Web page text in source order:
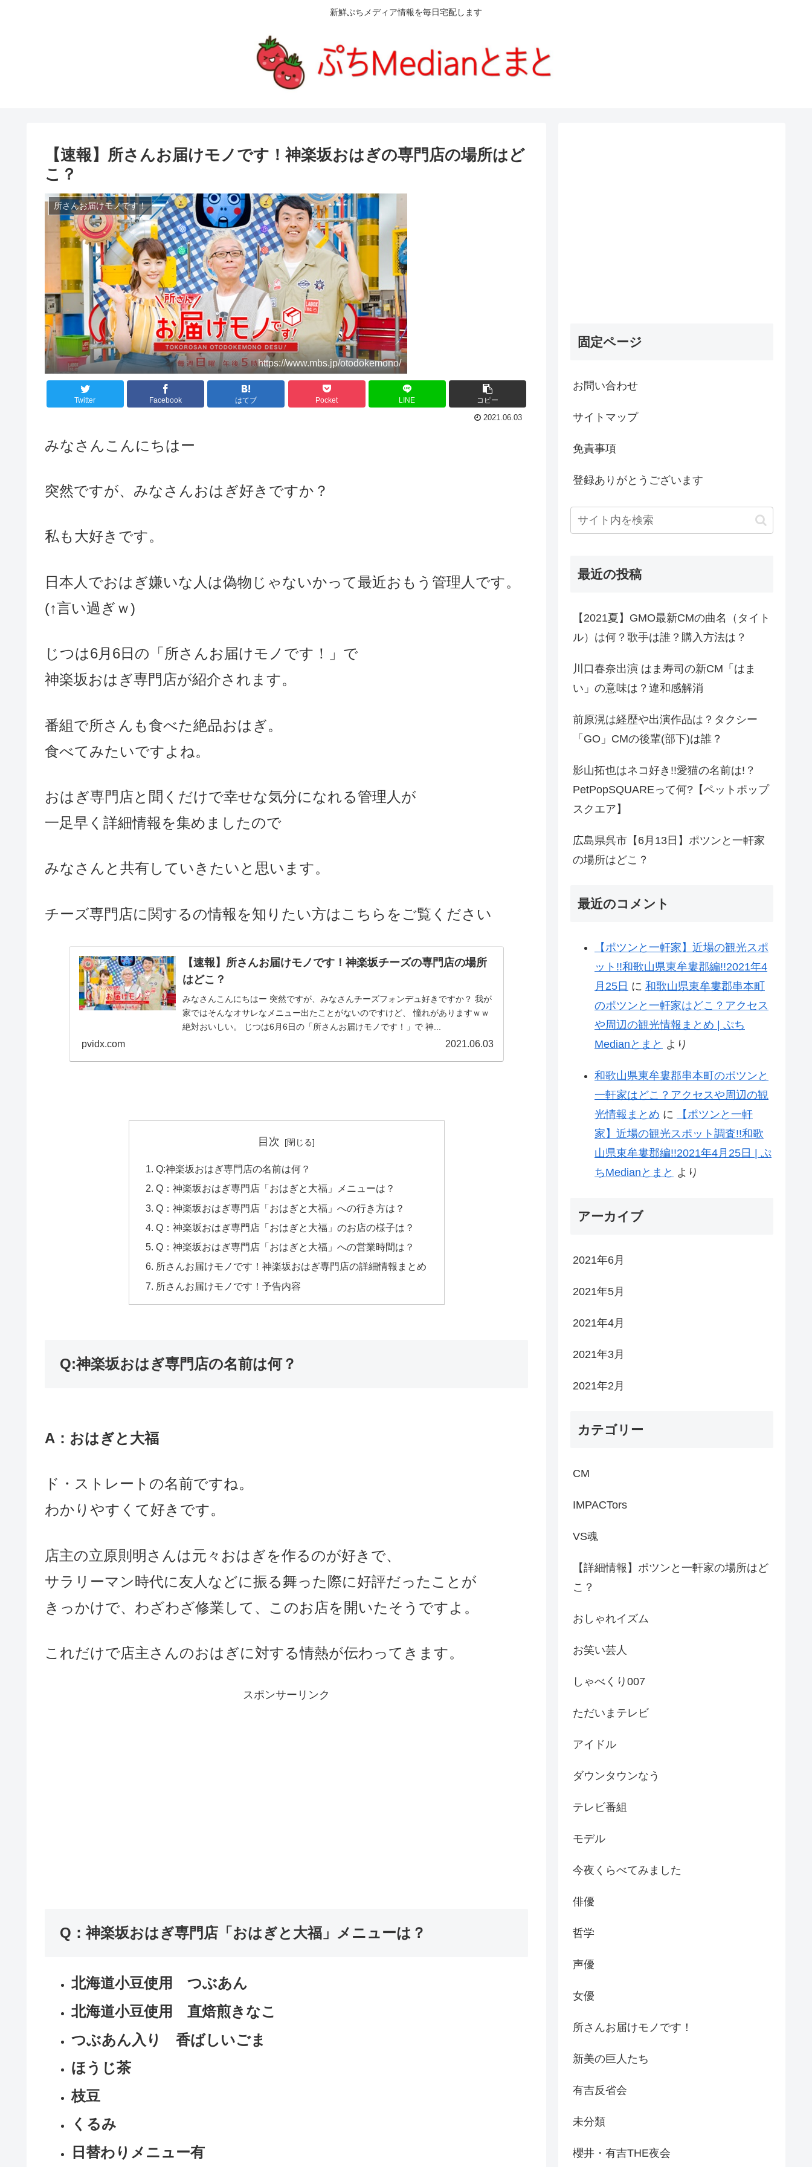
新鮮ぷちメディア情報を毎日宅配します
【速報】所さんお届けモノです！神楽坂おはぎの専門店の場所はど
こ？
所さんお届けモノです！
https://www.mbs.jp/otodokemono/
Twitter Facebook はてブ Pocket LINE コピー
2021.06.03
みなさんこんにちはー
突然ですが、みなさんおはぎ好きですか？
私も大好きです。
日本人でおはぎ嫌いな人は偽物じゃないかって最近おもう管理人です。
(↑言い過ぎｗ)
じつは6月6日の「所さんお届けモノです！」で
神楽坂おはぎ専門店が紹介されます。
番組で所さんも食べた絶品おはぎ。
食べてみたいですよね。
おはぎ専門店と聞くだけで幸せな気分になれる管理人が
一足早く 詳細情報を集めましたので
みなさんと共有していきたいと思います。
チーズ専門店に関するの情報を知りたい方はこちらをご覧ください
【速報】所さんお届けモノです！神楽坂チーズの専門店の場所
はどこ？
みなさんこんにちはー 突然ですが、みなさんチーズフォンデュ好きですか？ 我が
家ではそんなオサレなメニュー出たことがないのですけど、 憧れがありますｗｗ
絶対おいしい。 じつは6月6日の「所さんお届けモノです！」で 神...
pvidx.com 2021.06.03
目次
Q:神楽坂おはぎ専門店の名前は何？
Q：神楽坂おはぎ専門店「おはぎと大福」メニューは？
Q：神楽坂おはぎ専門店「おはぎと大福」への行き方は？
Q：神楽坂おはぎ専門店「おはぎと大福」のお店の様子は？
Q：神楽坂おはぎ専門店「おはぎと大福」への営業時間は？
所さんお届けモノです！神楽坂おはぎ専門店の詳細情報まとめ
所さんお届けモノです！予告内容
Q:神楽坂おはぎ専門店の名前は何？
A：おはぎと大福
ド・ストレートの名前ですね。
わかりやすくて好きです。
店主の立原則明さんは元々おはぎを作るのが好きで、
サラリーマン時代に友人などに振る舞った際に好評だったことが
きっかけで、わざわざ修業して、このお店を開いたそうですよ。
これだけで店主さんのおはぎに対する情熱が伝わってきます。
スポンサーリンク
Q：神楽坂おはぎ専門店「おはぎと大福」メニューは？
北海道小豆使用 つぶあん
北海道小豆使用 直焙煎きなこ
つぶあん入り 香ばしいごま
ほうじ茶
枝豆
くるみ
日替わりメニュー有
固定ページ
お問い合わせ
サイトマップ
免責事項
登録ありがとうございます
最近の投稿
【2021夏】GMO最新CMの曲名（タイト
ル）は何？歌手は誰？購入方法は？
川口春奈出演 はま寿司の新CM「はま
い」の意味は？違和感解消
前原滉は経歴や出演作品は？タクシー
「GO」CMの後輩(部下)は誰？
影山拓也はネコ好き!!愛猫の名前は!？
PetPopSQUAREって何?【ペットポップ
スクエア】
広島県呉市【6月13日】ポツンと一軒家
の場所はどこ？
最近のコメント
【ポツンと一軒家】近場の観光スポ
ット!!和歌山県東牟婁郡編!!2021年4
月25日 に 和歌山県東牟婁郡串本町
のポツンと一軒家はどこ？アクセス
や周辺の観光情報まとめ | ぷち
Medianとまと より
和歌山県東牟婁郡串本町のポツンと
一軒家はどこ？アクセスや周辺の観
光情報まとめ に
【ポツンと一軒
家】近場の観光スポット調査!!和歌
山県東牟婁郡編!!2021年4月25日 | ぷ
ちMedianとまと より
アーカイブ
2021年6月
2021年5月
2021年4月
2021年3月
2021年2月
カテゴリー
CM
IMPACTors
VS魂
【詳細情報】ポツンと一軒家の場所はど
こ？
おしゃれイズム
お笑い芸人
しゃべくり007
ただいまテレビ
アイドル
ダウンタウンなう
テレビ番組
モデル
今夜くらべてみました
俳優
哲学
声優
女優
所さんお届けモノです！
新美の巨人たち
有吉反省会
未分類
櫻井・有吉THE夜会